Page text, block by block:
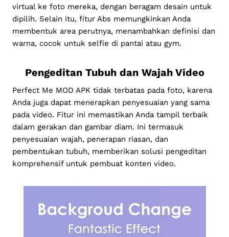
virtual ke foto mereka, dengan beragam desain untuk
dipilih. Selain itu, fitur Abs memungkinkan Anda
membentuk area perutnya, menambahkan definisi dan
warna, cocok untuk selfie di pantai atau gym.
Pengeditan Tubuh dan Wajah Video
Perfect Me MOD APK tidak terbatas pada foto, karena
Anda juga dapat menerapkan penyesuaian yang sama
pada video. Fitur ini memastikan Anda tampil terbaik
dalam gerakan dan gambar diam. Ini termasuk
penyesuaian wajah, penerapan riasan, dan
pembentukan tubuh, memberikan solusi pengeditan
komprehensif untuk pembuat konten video.